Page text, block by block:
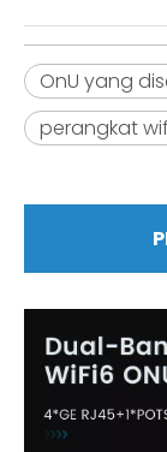
OnU yang
perangkat